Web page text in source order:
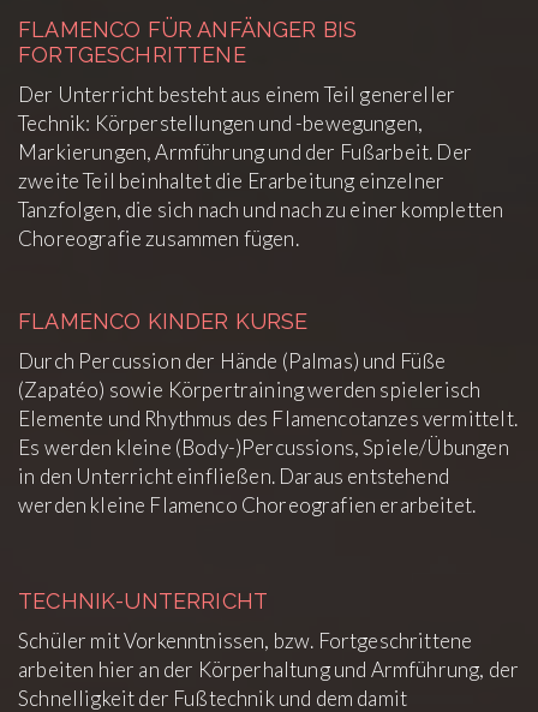
FLAMENCO FÜR ANFÄNGER BIS
FORTGESCHRITTENE
Der Unterricht besteht aus einem Teil genereller
Technik: Körperstellungen und -bewegungen,
Markierungen, Armführung und der Fußarbeit. Der
zweite Teil beinhaltet die Erarbeitung einzelner
Tanzfolgen, die sich nach und nach zu einer kompletten
Choreografie zusammen fügen.
FLAMENCO KINDER KURSE
Durch Percussion der Hände (Palmas) und Füße
(Zapatéo) sowie Körpertraining werden spielerisch
Elemente und Rhythmus des Flamencotanzes vermittelt.
Es werden kleine (Body-)Percussions, Spiele/Übungen
in den Unterricht einfließen. Daraus entstehend
werden kleine Flamenco Choreografien erarbeitet.
TECHNIK-UNTERRICHT
Schüler mit Vorkenntnissen, bzw. Fortgeschrittene
arbeiten hier an der Körperhaltung und Armführung, der
Schnelligkeit der Fußtechnik und dem damit